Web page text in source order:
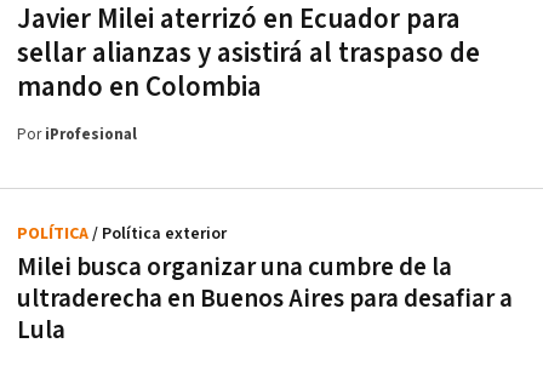
Javier Milei aterrizó en Ecuador para
sellar alianzas y asistirá al traspaso de
mando en Colombia
PoriProfesional
Milei busca organizar una cumbre de la
ultraderecha en Buenos Aires para desafiar a
Lula
POLÍTICA/ Política exterior